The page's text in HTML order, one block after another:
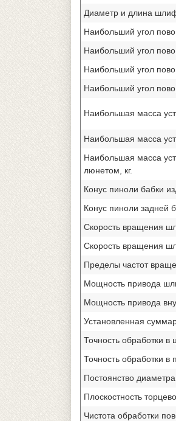
Диаметр и длина
Наибольший угол
Наибольший угол
Наибольший угол
Наибольший угол
Наибольшая масса
Наибольшая масса
Наибольшая масса
люнетом, кг.
Конус пиноли бабки
Конус пиноли задней
Скорость вращения
Скорость вращения
Пределы частот
Мощность привода
Мощность привода
Установленная
Точность обработки в
Точность обработки в
Постоянство
Плоскостность
Чистота обработки